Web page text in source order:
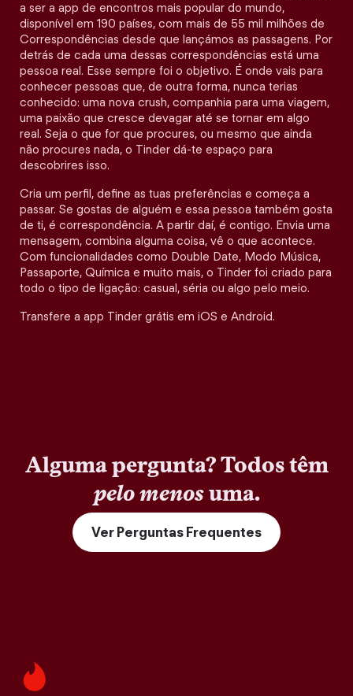
a ser a app de encontros mais popular do mundo,
disponível em 190 países, com mais de 55 mil milhões de
Correspondências desde que lançámos as passagens. Por
detrás de cada uma dessas correspondências está uma
pessoa real. Esse sempre foi o objetivo. É onde vais para
conhecer pessoas que, de outra forma, nunca terias
conhecido: uma nova crush, companhia para uma viagem,
uma paixão que cresce devagar até se tornar em algo
real. Seja o que for que procures, ou mesmo que ainda
não procures nada, o Tinder dá-te espaço para
descobrires isso.
Cria um perfil, define as tuas preferências e começa a
passar. Se gostas de alguém e essa pessoa também gosta
de ti, é correspondência. A partir daí, é contigo. Envia uma
mensagem, combina alguma coisa, vê o que acontece.
Com funcionalidades como Double Date, Modo Música,
Passaporte, Química e muito mais, o Tinder foi criado para
todo o tipo de ligação: casual, séria ou algo pelo meio.
Transfere a app Tinder grátis em iOS e Android.
Alguma pergunta? Todos têm
pelo menosuma.
Ver Perguntas Frequentes